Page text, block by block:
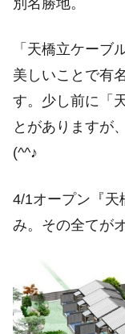
別名勝地。
「天橋立ケーブ
美しいことで有
す。少し前に「
とがありますが
(^^♪
4/1オープン『天
み。その全てが